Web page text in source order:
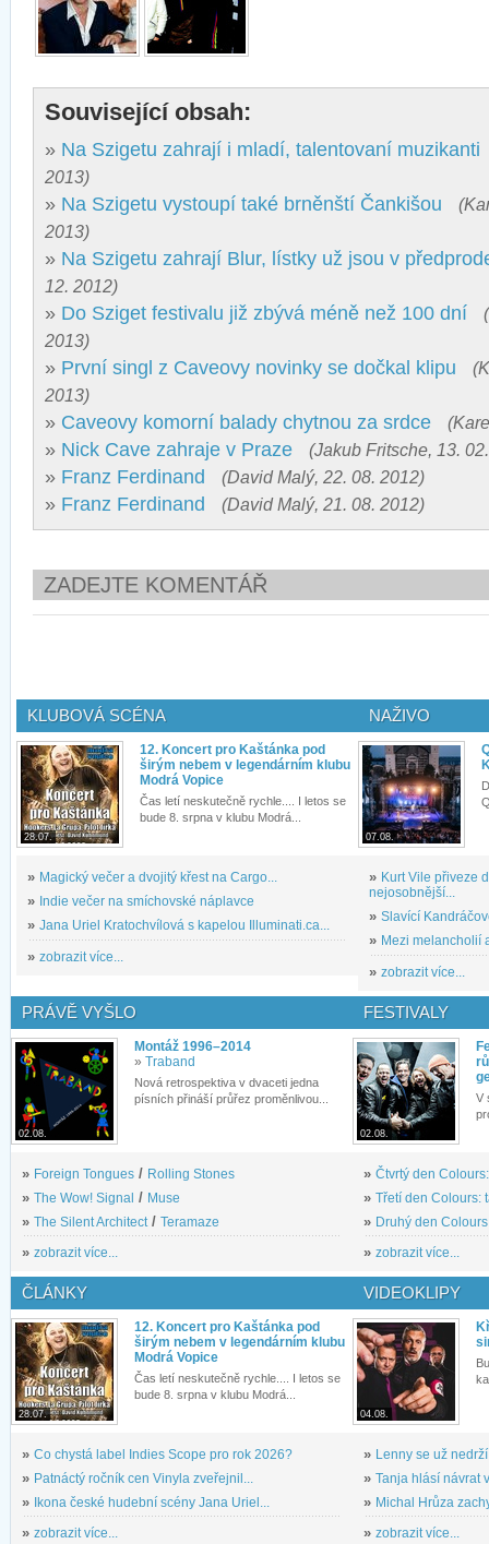
Související obsah:
» Na Szigetu zahrají i mladí, talentovaní muzikanti
2013)
» Na Szigetu vystoupí také brněnští Čankišou
2013)
» Na Szigetu zahrají Blur, lístky už jsou v
12. 2012)
» Do Sziget festivalu již zbývá méně než 100 dní
2013)
» První singl z Caveovy novinky se dočkal klipu
2013)
» Caveovy komorní balady chytnou za srdce
» Nick Cave zahraje v Praze (Jakub Fritsche, 13.
» Franz Ferdinand (David Malý, 22. 08. 2012)
» Franz Ferdinand (David Malý, 21. 08. 2012)
ZADEJTE KOMENTÁŘ
KLUBOVÁ SCÉNA
28.07.
12. Koncert pro Kaštánka pod
širým nebem v legendárním klubu
Modrá Vopice
Čas letí neskutečně rychle.... I letos se
bude 8. srpna v klubu Modrá...
» Magický večer a dvojitý křest na Cargo...
» Indie večer na smíchovské náplavce
» Jana Uriel Kratochvílová s kapelou Illuminati.ca...
» zobrazit více...
NAŽIVO
07.08.
» Kurt Vile přiveze
nejosobnější...
» Slavící
» Mezi melancholií
» zobrazit více...
PRÁVĚ VYŠLO
02.08.
Montáž 1996–2014
» Traband
Nová retrospektiva v dvaceti jedna
písních přináší průřez proměnlivou...
» Foreign Tongues / Rolling Stones
» The Wow! Signal / Muse
» The Silent Architect / Teramaze
» zobrazit více...
FESTIVALY
02.08.
V
» Čtvrtý den
» Třetí den Colours:
» Druhý den
» zobrazit více...
ČLÁNKY
28.07.
12. Koncert pro Kaštánka pod
širým nebem v legendárním klubu
Modrá Vopice
Čas letí neskutečně rychle.... I letos se
bude 8. srpna v klubu Modrá...
» Co chystá label Indies Scope pro rok 2026?
» Patnáctý ročník cen Vinyla zveřejnil...
»
Ikona české hudební scény Jana Uriel...
» zobrazit více...
VIDEOKLIPY
04.08.
» Lenny se už
» Tanja hlásí návrat
» Michal Hrůza
» zobrazit více...